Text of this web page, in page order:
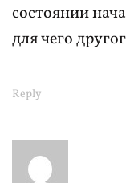
состоянии
для чего
Reply